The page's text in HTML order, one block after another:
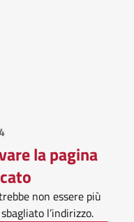
la pagina
non essere più
l’indirizzo.